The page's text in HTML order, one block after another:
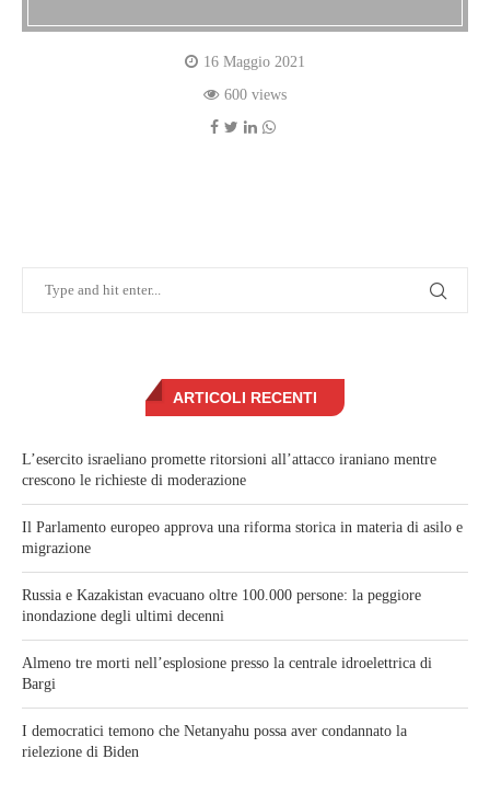
16 Maggio 2021
600 views
ARTICOLI RECENTI
L’esercito israeliano promette ritorsioni all’attacco iraniano mentre
crescono le richieste di moderazione
Il Parlamento europeo approva una riforma storica in materia di asilo e
migrazione
Russia e Kazakistan evacuano oltre 100.000 persone: la peggiore
inondazione degli ultimi decenni
Almeno tre morti nell’esplosione presso la centrale idroelettrica di
Bargi
I democratici temono che Netanyahu possa aver condannato la
rielezione di Biden